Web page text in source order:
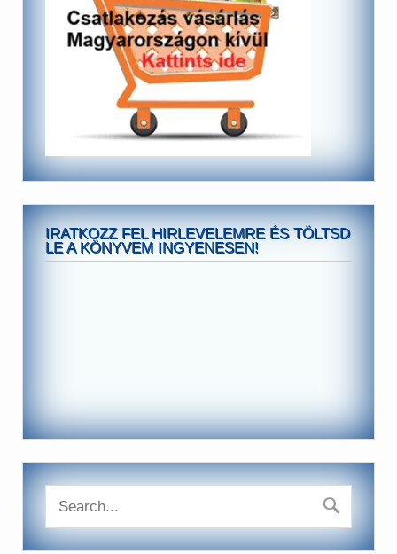
IRATKOZZ FEL HIRLEVELEMRE ÉS TÖLTSD
LE A KÖNYVEM INGYENESEN!